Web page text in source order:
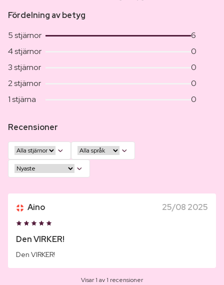
Fördelning av betyg
5 stjärnor
6
4 stjärnor
0
3 stjärnor
0
2 stjärnor
0
1 stjärna
0
Recensioner
Aino 25/08 2025
Den VIRKER!
Den VIRKER!
Visar 1 av 1 recensioner